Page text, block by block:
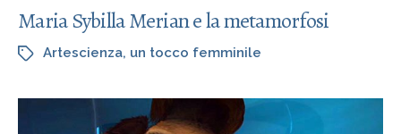
Maria Sybilla Merian e la metamorfosi
Artescienza, un tocco femminile